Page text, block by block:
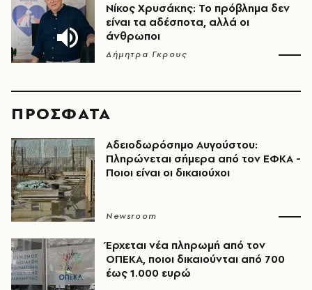
Νίκος Χρυσάκης: Το πρόβλημα δεν
είναι τα αδέσποτα, αλλά οι
άνθρωποι
Δήμητρα Γκρους
ΠΡΟΣΦΑΤΑ
Αδειοδωρόσημο Αυγούστου:
Πληρώνεται σήμερα από τον ΕΦΚΑ -
Ποιοι είναι οι δικαιούχοι
Newsroom
Έρχεται νέα πληρωμή από τον
ΟΠΕΚΑ, ποιοι δικαιούνται από 700
έως 1.000 ευρώ